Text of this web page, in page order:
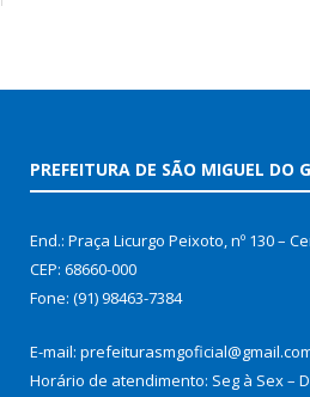
PREFEITURA DE SÃO MIGUEL DO
End.: Praça Licurgo Peixoto, nº 130 –
CEP: 68660-000
Fone: (91) 98463-7384
E-mail:
Horário de atendimento: Seg à Sex –